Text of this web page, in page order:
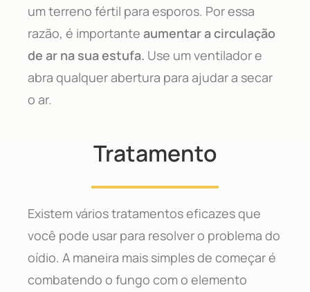
um terreno fértil para esporos. Por essa
razão, é importante aumentar a circulação
de ar na sua estufa. Use um ventilador e
abra qualquer abertura para ajudar a secar
o ar.
Tratamento
Existem vários tratamentos eficazes que
você pode usar para resolver o problema do
oídio. A maneira mais simples de começar é
combatendo o fungo com o elemento